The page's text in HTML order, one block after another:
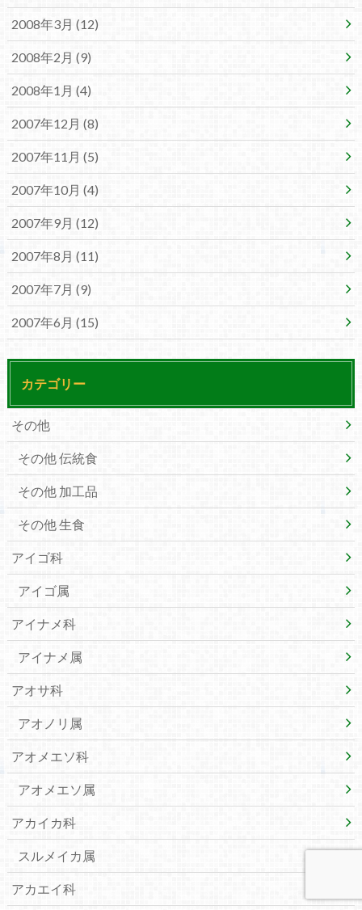
2008年3月 (12)
2008年2月 (9)
2008年1月 (4)
2007年12月 (8)
2007年11月 (5)
2007年10月 (4)
2007年9月 (12)
2007年8月 (11)
2007年7月 (9)
2007年6月 (15)
カテゴリー
その他
その他 伝統食
その他 加工品
その他 生食
アイゴ科
アイゴ属
アイナメ科
アイナメ属
アオサ科
アオノリ属
アオメエソ科
アオメエソ属
アカイカ科
スルメイカ属
アカエイ科